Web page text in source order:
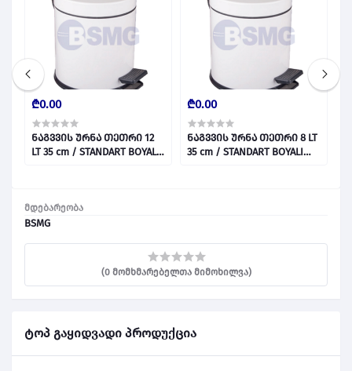
მდებარეობა
BSMG
(0 მომხმარებელთა მიმოხილვა)
ტოპ გაყიდვადი პროდუქცია
₾0.00
ნაგვვის ურნა თეთრი 12
LT 35 cm / STANDART BOYALI
₾0.00
ნაგვვის ურნა თეთრი 8 LT
35 cm / STANDART BOYALI